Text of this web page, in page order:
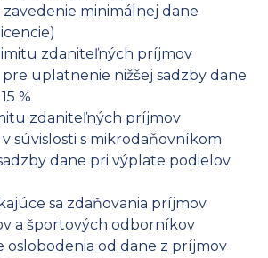
minimálnej dane
zdaniteľných príjmov
pre uplatnenie nižšej sadzby dane
%
zdaniteľných príjmov
v súvislosti s mikrodaňovníkom
dane pri výplate podielov
sa zdaňovania príjmov
a športových odborníkov
oslobodenia od dane z príjmov